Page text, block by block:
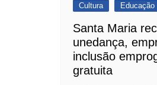
Cultura Educação
Santa Maria
unedança,
inclusão
gratuita